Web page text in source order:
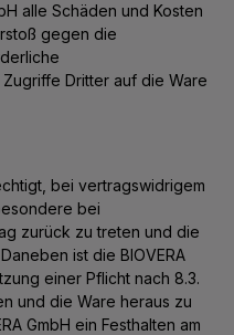
alle Schäden und Kosten
gegen die
Dritter auf die Ware
bei vertragswidrigem
bei
zurück zu treten und die
ist die BIOVERA
einer Pflicht nach 8.3.
und die Ware heraus zu
GmbH ein Festhalten am